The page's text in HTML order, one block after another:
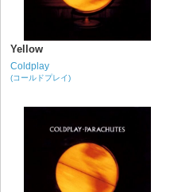
Yellow
Coldplay
(コールドプレイ)